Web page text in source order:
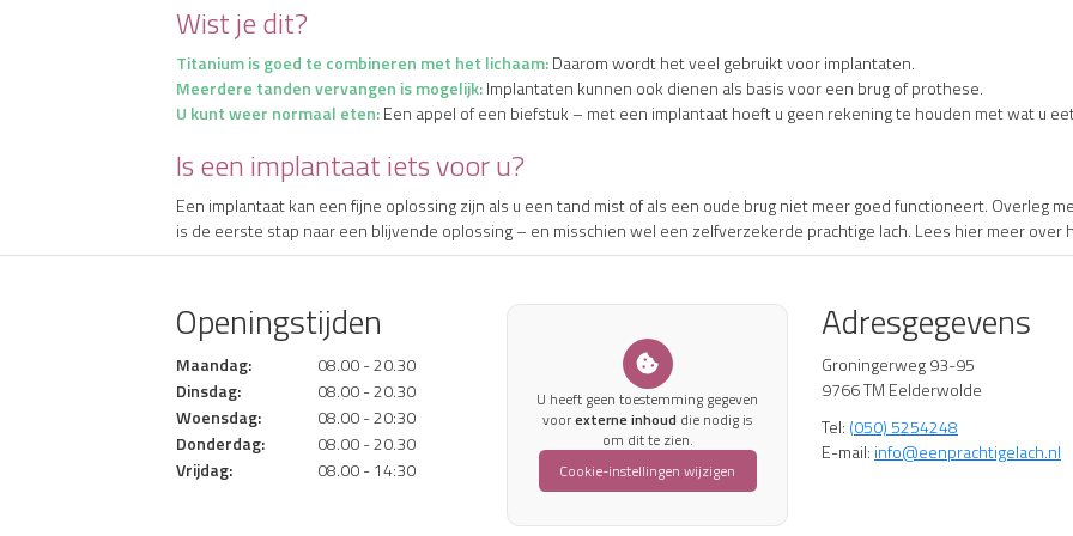
Wist je dit?
Titanium is goed te combineren met het lichaam:Daarom wordt het veel gebruikt voor implantaten.
Meerdere tanden vervangen is mogelijk:Implantaten kunnen ook dienen als basis voor een brug of prothese.
U kunt weer normaal eten:Een appel of een biefstuk – met een implantaat hoeft u geen rekening te houden met wat u
Is een implantaat iets voor u?
Een implantaat kan een fijne oplossing zijn als u een tand mist of als een oude brug niet meer goed functioneert. Overleg
is de eerste stap naar een blijvende oplossing – en misschien wel een zelfverzekerde prachtige lach. Lees hier meer over
Openingstijden
Maandag:
08.00 - 20.30
Dinsdag:
08.00 - 20.30
Woensdag:
08.00 - 20:30
Donderdag:
08.00 - 20.30
Vrijdag:
08.00 - 14:30
U heeft geen toestemming gegeven
voorexterne inhoud die nodig is
om dit te zien.
Cookie-instellingen wijzigen
Adresgegevens
Groningerweg 93-95
9766 TM Eelderwolde
Tel: (050) 5254248
E-mail: info@eenprachtigelach.nl